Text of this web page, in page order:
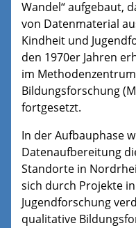
Wandel“ aufgebaut,
von Datenmaterial
Kindheit und
den 1970er Jahren
im
Bildungsforschung
fortgesetzt.
In der Aufbauphase
Datenaufbereitung
Standorte in
sich durch Projekte
Jugendforschung
qualitative